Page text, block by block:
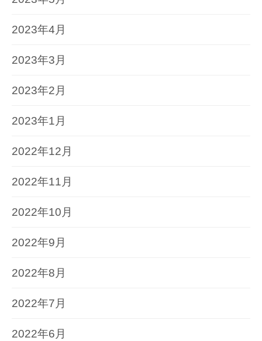
2023年4月
2023年3月
2023年2月
2023年1月
2022年12月
2022年11月
2022年10月
2022年9月
2022年8月
2022年7月
2022年6月